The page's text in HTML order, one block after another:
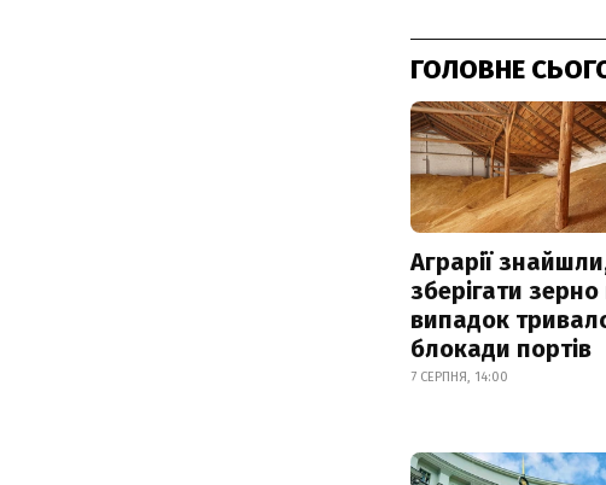
ГОЛОВНЕ
Аграрії
зберігати зерно
випадок
блокади портів
7 СЕРПНЯ, 14:00